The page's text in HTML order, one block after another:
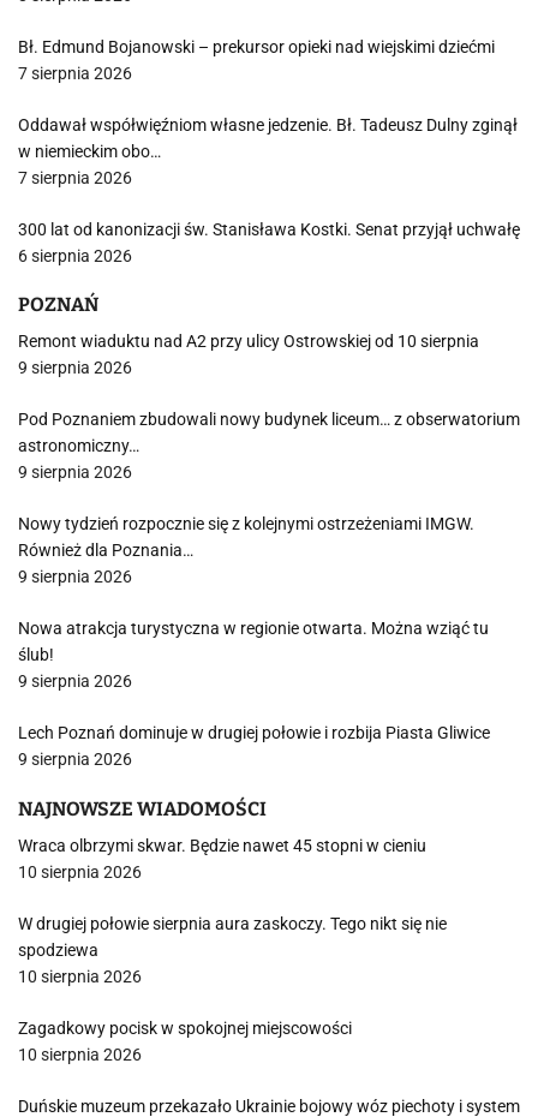
Bł. Edmund Bojanowski – prekursor opieki nad wiejskimi dziećmi
7 sierpnia 2026
Oddawał współwięźniom własne jedzenie. Bł. Tadeusz Dulny zginął
w niemieckim obo…
7 sierpnia 2026
300 lat od kanonizacji św. Stanisława Kostki. Senat przyjął uchwałę
6 sierpnia 2026
POZNAŃ
Remont wiaduktu nad A2 przy ulicy Ostrowskiej od 10 sierpnia
9 sierpnia 2026
Pod Poznaniem zbudowali nowy budynek liceum… z obserwatorium
astronomiczny…
9 sierpnia 2026
Nowy tydzień rozpocznie się z kolejnymi ostrzeżeniami IMGW.
Również dla Poznania…
9 sierpnia 2026
Nowa atrakcja turystyczna w regionie otwarta. Można wziąć tu
ślub!
9 sierpnia 2026
Lech Poznań dominuje w drugiej połowie i rozbija Piasta Gliwice
9 sierpnia 2026
NAJNOWSZE WIADOMOŚCI
Wraca olbrzymi skwar. Będzie nawet 45 stopni w cieniu
10 sierpnia 2026
W drugiej połowie sierpnia aura zaskoczy. Tego nikt się nie
spodziewa
10 sierpnia 2026
Zagadkowy pocisk w spokojnej miejscowości
10 sierpnia 2026
Duńskie muzeum przekazało Ukrainie bojowy wóz piechoty i system